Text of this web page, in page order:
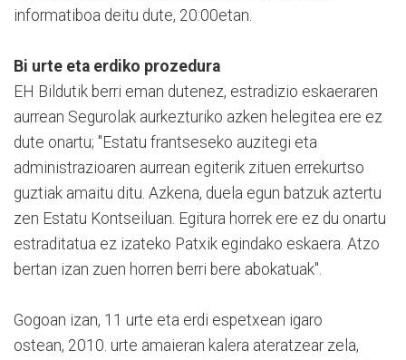
informatiboa deitu dute, 20:00etan.
Bi urte eta erdiko prozedura
EH Bildutik berri eman dutenez, estradizio eskaeraren
aurrean Segurolak aurkezturiko azken helegitea ere ez
dute onartu; "Estatu frantseseko auzitegi eta
administrazioaren aurrean egiterik zituen errekurtso
guztiak amaitu ditu. Azkena, duela egun batzuk aztertu
zen Estatu Kontseiluan. Egitura horrek ere ez du onartu
estraditatua ez izateko Patxik egindako eskaera. Atzo
bertan izan zuen horren berri bere abokatuak".
Gogoan izan, 11 urte eta erdi espetxean igaro
ostean, 2010. urte amaieran kalera ateratzear zela,